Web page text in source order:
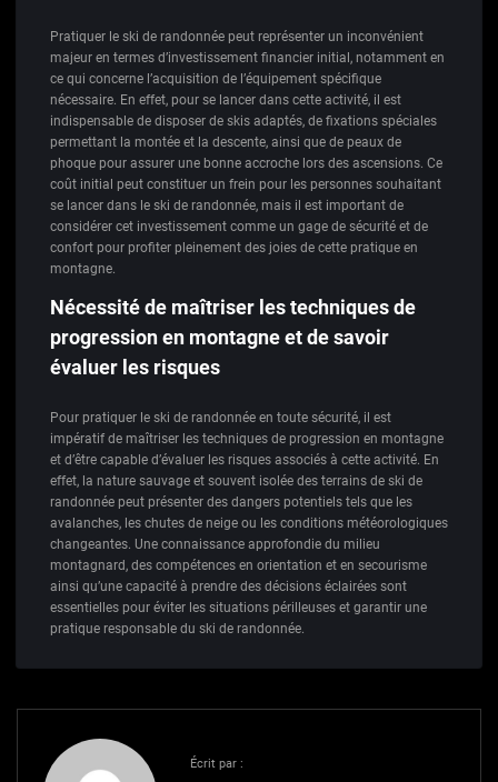
Pratiquer le ski de randonnée peut représenter un inconvénient
majeur en termes d’investissement financier initial, notamment en
ce qui concerne l’acquisition de l’équipement spécifique
nécessaire. En effet, pour se lancer dans cette activité, il est
indispensable de disposer de skis adaptés, de fixations spéciales
permettant la montée et la descente, ainsi que de peaux de
phoque pour assurer une bonne accroche lors des ascensions. Ce
coût initial peut constituer un frein pour les personnes souhaitant
se lancer dans le ski de randonnée, mais il est important de
considérer cet investissement comme un gage de sécurité et de
confort pour profiter pleinement des joies de cette pratique en
montagne.
Nécessité de maîtriser les techniques de
progression en montagne et de savoir
évaluer les risques
Pour pratiquer le ski de randonnée en toute sécurité, il est
impératif de maîtriser les techniques de progression en montagne
et d’être capable d’évaluer les risques associés à cette activité. En
effet, la nature sauvage et souvent isolée des terrains de ski de
randonnée peut présenter des dangers potentiels tels que les
avalanches, les chutes de neige ou les conditions météorologiques
changeantes. Une connaissance approfondie du milieu
montagnard, des compétences en orientation et en secourisme
ainsi qu’une capacité à prendre des décisions éclairées sont
essentielles pour éviter les situations périlleuses et garantir une
pratique responsable du ski de randonnée.
Écrit par :